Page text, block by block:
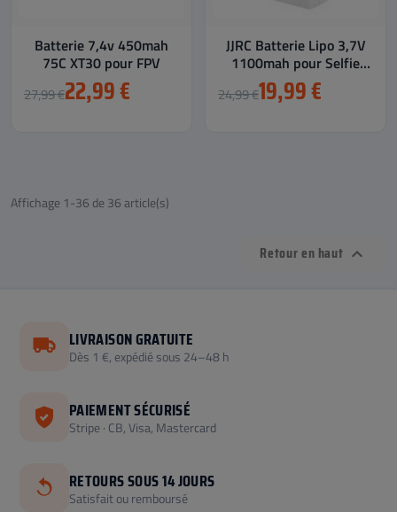
Batterie 7,4v 450mah
75C XT30 pour FPV
27,99 €22,99 €
JJRC Batterie Lipo 3,7V
1100mah pour Selfie
Dobby 8993W
24,99 €19,99 €
Affichage 1-36 de 36 article(s)
Retour en haut 
LIVRAISON GRATUITE
Dès 1 €, expédié sous 24–48 h
PAIEMENT SÉCURISÉ
Stripe · CB, Visa, Mastercard
RETOURS SOUS 14 JOURS
Satisfait ou remboursé